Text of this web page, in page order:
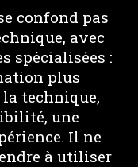
confond pas
avec
spécialisées :
plus
technique,
une
Il ne
à utiliser